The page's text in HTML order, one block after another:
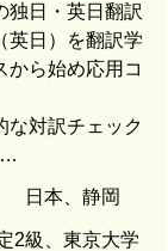
独日・英日翻訳
英日）を翻訳学
から始め応用コ
な対訳チェック
…
日本、静岡
2級、東京大学